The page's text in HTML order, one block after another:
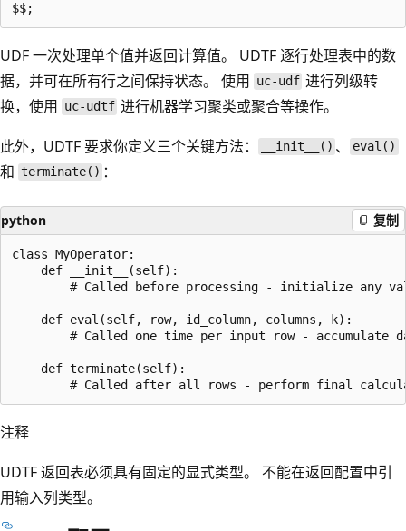
UDF 一次处理单个值并返回计算值。 UDTF 逐行处理表中的数
据，并可在所有行之间保持状态。 使用 uc-udf 进行列级转
换，使用 uc-udtf 进行机器学习聚类或聚合等操作。
此外，UDTF 要求你定义三个关键方法：
__init__() 、 eval()
和 terminate() ：
python 复制
class MyOperator:
    def __init__(self):
# Called before processing - initialize any
    def eval(self, row, id_column, columns, k):
# Called one time per input row - accumulate
    def terminate(self):
注释
UDTF 返回表必须具有固定的显式类型。 不能在返回配置中引
用输入列类型。